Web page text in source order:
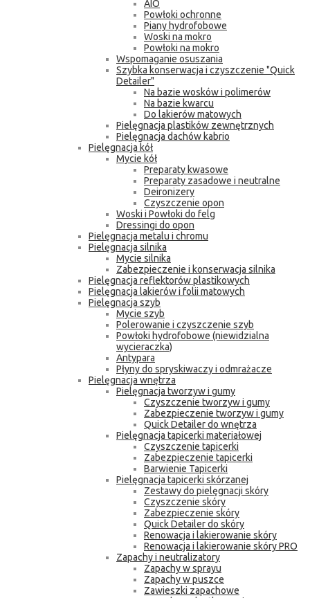
AIO
Powłoki ochronne
Piany hydrofobowe
Woski na mokro
Powłoki na mokro
Wspomaganie osuszania
Szybka konserwacja i czyszczenie "Quick
Detailer"
Na bazie wosków i polimerów
Na bazie kwarcu
Do lakierów matowych
Pielęgnacja plastików zewnętrznych
Pielęgnacja dachów kabrio
Pielęgnacja kół
Mycie kół
Preparaty kwasowe
Preparaty zasadowe i neutralne
Deironizery
Czyszczenie opon
Woski i Powłoki do felg
Dressingi do opon
Pielęgnacja metalu i chromu
Pielęgnacja silnika
Mycie silnika
Zabezpieczenie i konserwacja silnika
Pielęgnacja reflektorów plastikowych
Pielęgnacja lakierów i folii matowych
Pielęgnacja szyb
Mycie szyb
Polerowanie i czyszczenie szyb
Powłoki hydrofobowe (niewidzialna
wycieraczka)
Antypara
Płyny do spryskiwaczy i odmrażacze
Pielęgnacja wnętrza
Pielęgnacja tworzyw i gumy
Czyszczenie tworzyw i gumy
Zabezpieczenie tworzyw i gumy
Quick Detailer do wnętrza
Pielęgnacja tapicerki materiałowej
Czyszczenie tapicerki
Zabezpieczenie tapicerki
Barwienie Tapicerki
Pielęgnacja tapicerki skórzanej
Zestawy do pielęgnacji skóry
Czyszczenie skóry
Zabezpieczenie skóry
Quick Detailer do skóry
Renowacja i lakierowanie skóry
Renowacja i lakierowanie skóry PRO
Zapachy i neutralizatory
Zapachy w sprayu
Zapachy w puszce
Zawieszki zapachowe